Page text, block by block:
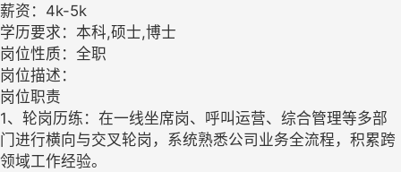
薪资：4k-5k
学历要求：本科,硕士,博士
岗位性质：全职
岗位描述：
岗位职责
1、轮岗历练：在一线坐席岗、呼叫运营、综合管理等多部
门进行横向与交叉轮岗，系统熟悉公司业务全流程，积累跨
领域工作经验。